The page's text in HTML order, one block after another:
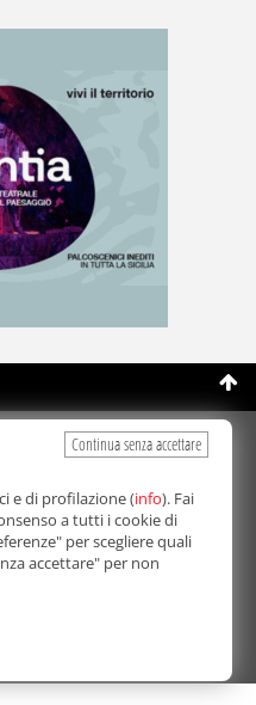
2026
tutti i contenuti, in qualunque
è proibita.
registrata. Autorizzazione del
32 del 21/10/2003
Fabio Ricotta
Policy
Continua senza accettare
e di profilazione (info). Fai
a tutti i cookie di
per scegliere quali
accettare" per non